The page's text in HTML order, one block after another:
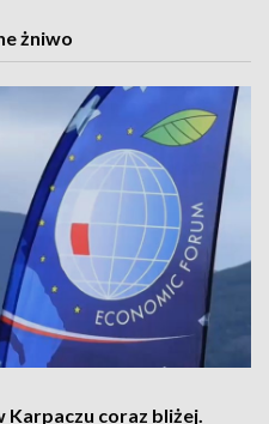
żniwo
Karpaczu coraz bliżej.